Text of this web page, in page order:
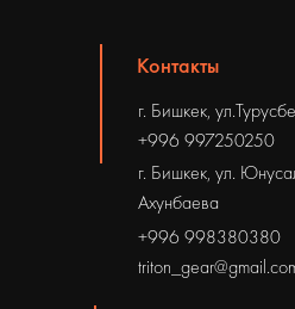
Контакты
г. Бишкек,
г. Бишкек, ул.
Ахунбаева
+996 998380380
+996 997250250